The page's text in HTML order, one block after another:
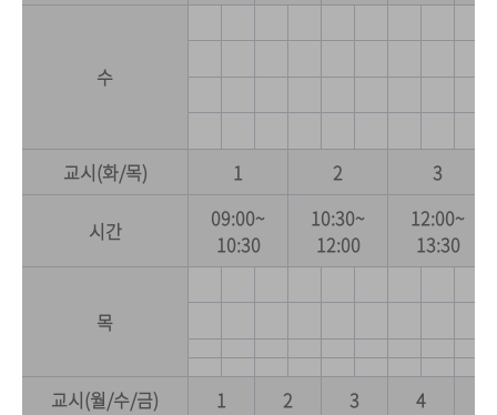
수
교시(화/목) 1 2 3
시간
09:00~
10:30
10:30~
12:00
12:00~
13:30
목
교시(월/수/금) 1 2 3 4